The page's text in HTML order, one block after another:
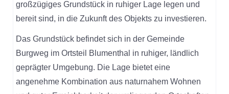
großzügiges Grundstück in ruhiger Lage legen und
bereit sind, in die Zukunft des Objekts zu investieren.
Das Grundstück befindet sich in der Gemeinde
Burgweg im Ortsteil Blumenthal in ruhiger, ländlich
geprägter Umgebung. Die Lage bietet eine
angenehme Kombination aus naturnahem Wohnen